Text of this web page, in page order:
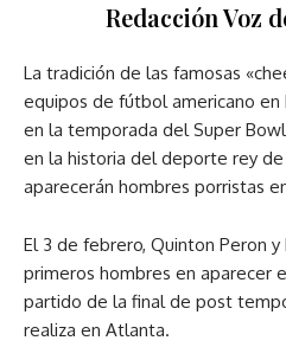
Redacción Voz
La tradición de las famosas
equipos de fútbol americano en
en la temporada del Super
en la historia del deporte rey de
aparecerán hombres porristas
El 3 de febrero, Quinton Peron y
primeros hombres en aparecer
partido de la final de post
realiza en Atlanta.